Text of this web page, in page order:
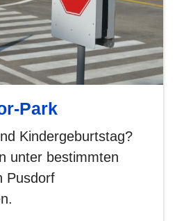
Park
Kindergeburtstag?
unter bestimmten
Pusdorf